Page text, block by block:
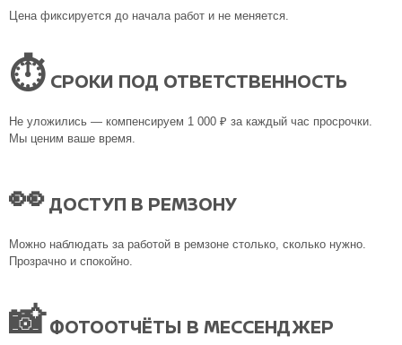
Цена фиксируется до начала работ и не меняется.
⏱ СРОКИ ПОД ОТВЕТСТВЕННОСТЬ
Не уложились — компенсируем 1 000 ₽ за каждый час просрочки.
Мы ценим ваше время.
👀ДОСТУП В РЕМЗОНУ
Можно наблюдать за работой в ремзоне столько, сколько нужно.
Прозрачно и спокойно.
📸 ФОТООТЧЁТЫ В МЕССЕНДЖЕР